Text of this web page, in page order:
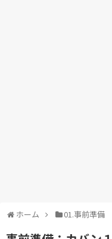
ホーム 01.事前準備